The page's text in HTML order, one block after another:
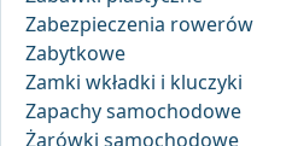
Zabezpieczenia rowerów
Zabytkowe
Zamki wkładki i kluczyki
Zapachy samochodowe
Żarówki samochodowe